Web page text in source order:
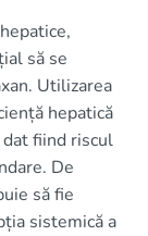
să se
Utilizarea
hepatică
fiind riscul
De
să fie
sistemică a